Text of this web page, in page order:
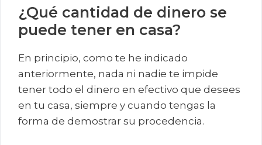
¿Qué cantidad de dinero se
puede tener en casa?
En principio, como te he indicado
anteriormente, nada ni nadie te impide
tener todo el dinero en efectivo que desees
en tu casa, siempre y cuando tengas la
forma de demostrar su procedencia.